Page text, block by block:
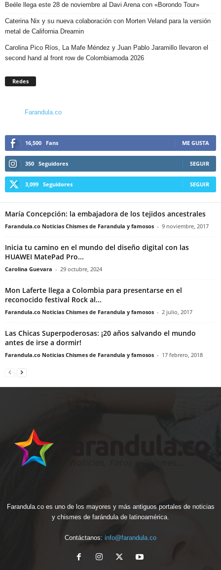
Beéle llega este 28 de noviembre al Davi Arena con «Borondo Tour»
Caterina Nix y su nueva colaboración con Morten Veland para la versión
metal de California Dreamin
Carolina Pico Ríos, La Mafe Méndez y Juan Pablo Jaramillo llevaron el
second hand al front row de Colombiamoda 2026
Redes
Farandula.co
16,500 Fans ME GUSTA
350 Seguidores SEGUIR
3,099 Seguidores SEGUIR
María Concepción: la embajadora de los tejidos ancestrales
Farandula.co Noticias Chismes de Farandula y famosos - 9 noviembre, 2017
Inicia tu camino en el mundo del diseño digital con las
HUAWEI MatePad Pro...
Carolina Guevara - 29 octubre, 2024
Mon Laferte llega a Colombia para presentarse en el
reconocido festival Rock al...
Farandula.co Noticias Chismes de Farandula y famosos - 2 julio, 2017
Las Chicas Superpoderosas: ¡20 años salvando el mundo
antes de irse a dormir!
Farandula.co Noticias Chismes de Farandula y famosos - 17 febrero, 2018
Farandula.co es uno de los mayores y más antiguos portales de noticias
y chismes de farándula de latinoamérica.
Contáctanos: info@farandula.co